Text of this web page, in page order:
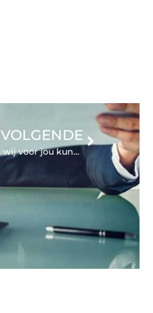
VOLGENDE
Bouwbedrijf Wim Top: wat wij voor jou kunnen betekenen!